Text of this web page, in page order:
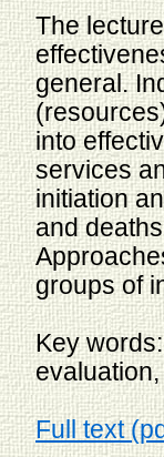
The
general.
into
services
initiation
and
groups of
Key
Full text